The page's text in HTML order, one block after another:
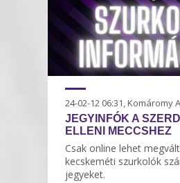
24-02-12 06:31, Komáromy
JEGYINFÓK A
ELLENI MECCSHEZ
Csak online lehet
kecskeméti szurkolók
jegyeket.